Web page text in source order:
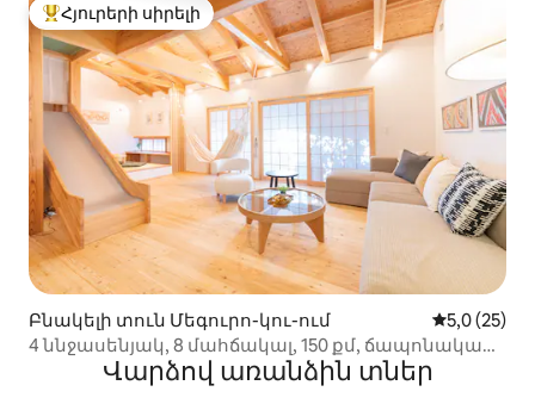
Հյուրերի սիրելի լավագույն տները
Հյուրերի սիրելի
Բնակելի տուն Մեգուրո-կու-ում Միջին
5,0 (25)
4 ննջասենյակ, 8 մահճակալ, 150 քմ, ճապոնական
ոճի տուն | Շիբույա, Ռոմբա 20 րոպե | բացօթյա
ջակուզի | 2 ցնցուղ, 2 զուգարան | մեծ զբոսայգի 0
Վարձով առանձին տներ